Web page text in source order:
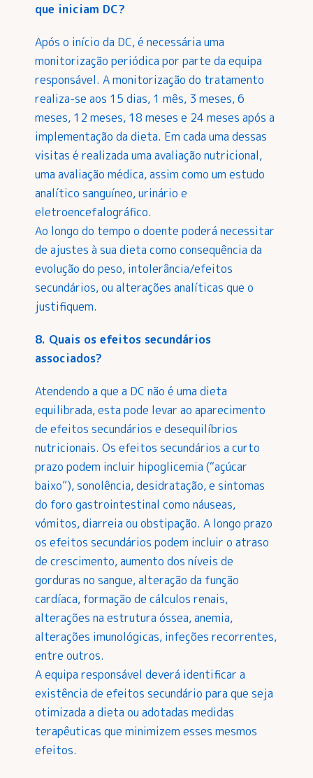
que iniciam DC?
Após o início da DC, é necessária uma
monitorização periódica por parte da equipa
responsável. A monitorização do tratamento
realiza-se aos 15 dias, 1 mês, 3 meses, 6
meses, 12 meses, 18 meses e 24 meses após a
implementação da dieta. Em cada uma dessas
visitas é realizada uma avaliação nutricional,
uma avaliação médica, assim como um estudo
analítico sanguíneo, urinário e
eletroencefalográfico.
Ao longo do tempo o doente poderá necessitar
de ajustes à sua dieta como consequência da
evolução do peso, intolerância/efeitos
secundários, ou alterações analíticas que o
justifiquem.
8. Quais os efeitos secundários
associados?
Atendendo a que a DC não é uma dieta
equilibrada, esta pode levar ao aparecimento
de efeitos secundários e desequilíbrios
nutricionais. Os efeitos secundários a curto
prazo podem incluir hipoglicemia (“açúcar
baixo”), sonolência, desidratação, e sintomas
do foro gastrointestinal como náuseas,
vómitos, diarreia ou obstipação. A longo prazo
os efeitos secundários podem incluir o atraso
de crescimento, aumento dos níveis de
gorduras no sangue, alteração da função
cardíaca, formação de cálculos renais,
alterações na estrutura óssea, anemia,
alterações imunológicas, infeções recorrentes,
entre outros.
A equipa responsável deverá identificar a
existência de efeitos secundário para que seja
otimizada a dieta ou adotadas medidas
terapêuticas que minimizem esses mesmos
efeitos.